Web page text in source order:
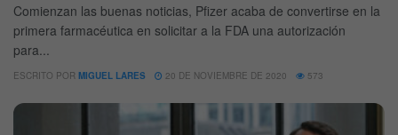
Comienzan las buenas noticias, Pfizer acaba de convertirse en la
primera farmacéutica en solicitar a la FDA una autorización
para...
ESCRITO POR MIGUEL LARES 20 DE NOVIEMBRE DE 2020 573